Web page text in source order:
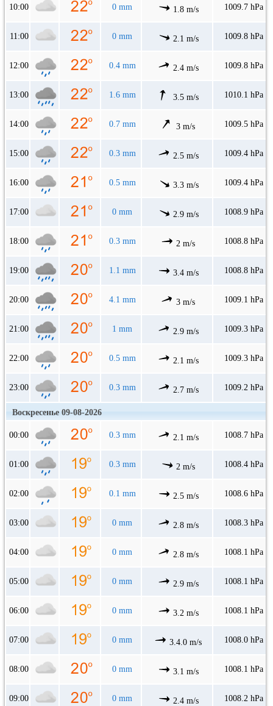
10:00 0 mm 1.8 m/s 1009.7 hPa
11:00 0 mm 2.1 m/s 1009.8 hPa
12:00 0.4 mm 2.4 m/s 1009.8 hPa
13:00 1.6 mm 3.5 m/s 1010.1 hPa
14:00 0.7 mm 3 m/s 1009.5 hPa
15:00 0.3 mm 2.5 m/s 1009.4 hPa
16:00 0.5 mm 3.3 m/s 1009.4 hPa
17:00 0 mm 2.9 m/s 1008.9 hPa
18:00 0.3 mm 2 m/s 1008.8 hPa
19:00 1.1 mm 3.4 m/s 1008.8 hPa
20:00 4.1 mm 3 m/s 1009.1 hPa
21:00 1 mm 2.9 m/s 1009.3 hPa
22:00 0.5 mm 2.1 m/s 1009.3 hPa
23:00 0.3 mm 2.7 m/s 1009.2 hPa
Воскресенье 09-08-2026
00:00 0.3 mm 2.1 m/s 1008.7 hPa
01:00 0.3 mm 2 m/s 1008.4 hPa
02:00 0.1 mm 2.5 m/s 1008.6 hPa
03:00 0 mm 2.8 m/s 1008.3 hPa
04:00 0 mm 2.8 m/s 1008.1 hPa
05:00 0 mm 2.9 m/s 1008.1 hPa
06:00 0 mm 3.2 m/s 1008.1 hPa
07:00 0 mm 3.4.0 m/s 1008.0 hPa
08:00 0 mm 3.1 m/s 1008.1 hPa
09:00 0 mm 2.4 m/s 1008.2 hPa